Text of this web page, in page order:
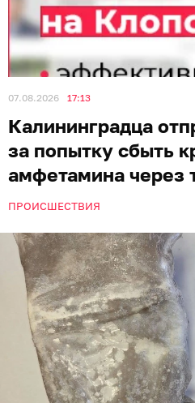
07.08.2026 17:13
Калининградца
за попытку сбыть
амфетамина через
ПРОИСШЕСТВИЯ